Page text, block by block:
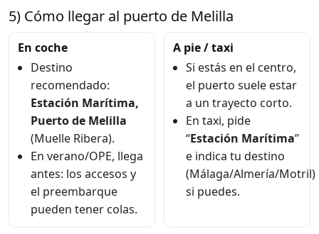
5) Cómo llegar al puerto de Melilla
En coche
Destino
recomendado:
Estación Marítima,
Puerto de Melilla
(Muelle Ribera).
En verano/OPE, llega
antes: los accesos y
el preembarque
pueden tener colas.
A pie / taxi
Si estás en el centro,
el puerto suele estar
a un trayecto corto.
En taxi, pide
“Estación Marítima”
e indica tu destino
(Málaga/Almería/Motril)
si puedes.